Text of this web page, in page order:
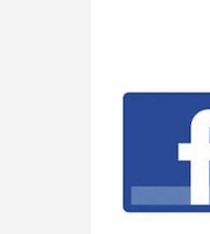
- Công nghệ
Quá trình nén,
lâu dài tối ưu
giảm rung,